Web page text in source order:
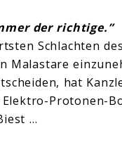
der richtige.”
Schlachten
Malastare
hat
Protonen-
…